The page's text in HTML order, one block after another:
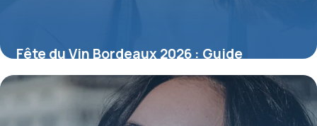
Fête du Vin Bordeaux 2026 : Guide
Complet